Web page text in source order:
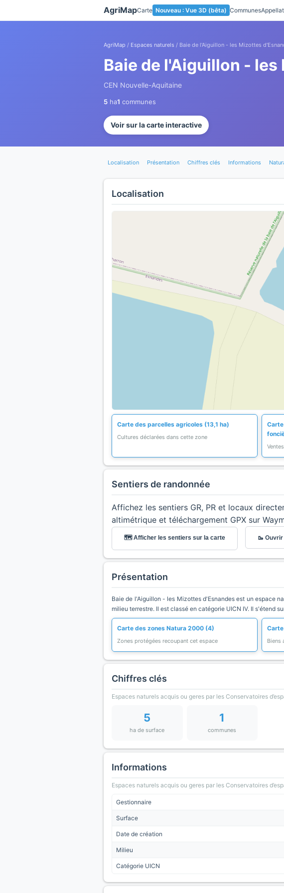
AgriMapCarte Nouveau : Vue 3D (bêta) Communes
AgriMap / Espaces naturels / Baie de l'Aiguillon - les Mizottes
Baie de l'Aiguillon -
CEN Nouvelle-Aquitaine
5 ha1 communes
Voir sur la carte interactive
Localisation Présentation Chiffres clés Informations
Localisation
Carte des parcelles agricoles (13,1 ha)
Cultures déclarées dans cette zone
Sentiers de randonnée
Affichez les sentiers GR, PR et locaux
altimétrique et téléchargement GPX sur
🗺️ Afficher les sentiers sur la carte 🥾
Présentation
Baie de l'Aiguillon - les Mizottes d'Esnandes est un espace
milieu terrestre. Il est classé en catégorie UICN IV. Il s'étend
Carte des zones Natura 2000 (4)
Zones protégées recoupant cet espace Biens
Chiffres clés
Espaces naturels acquis ou geres par les Conservatoires
5
ha de surface
1
communes
Informations
Espaces naturels acquis ou geres par les Conservatoires
Gestionnaire
Surface
Date de création
Milieu
Catégorie UICN
Panneau de gestion des cookies